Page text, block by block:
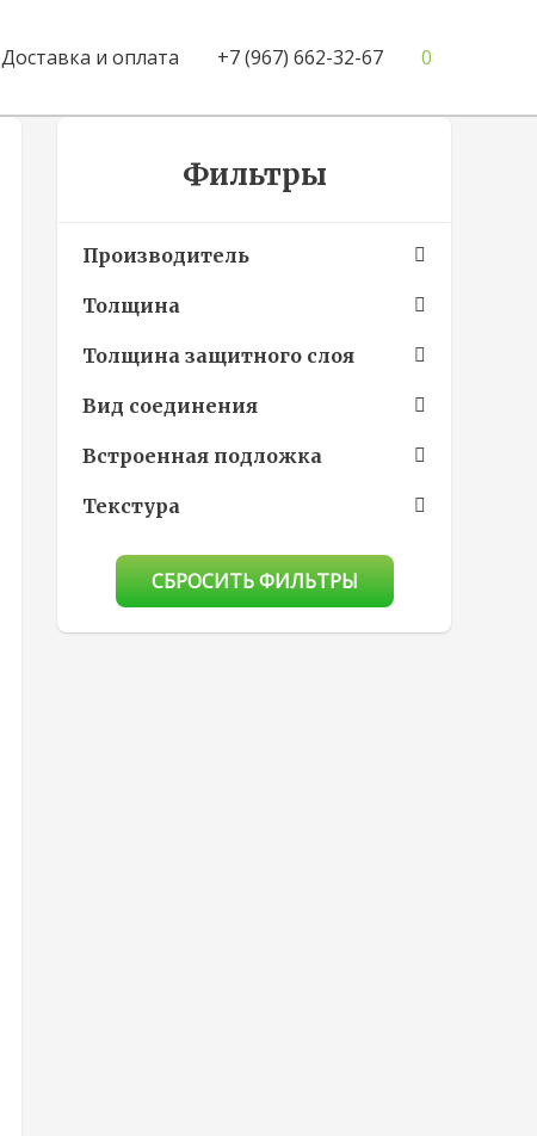
Доставка и оплата +7 (967) 662-32-67 0
Фильтры
Производитель
Толщина
Толщина защитного слоя
Вид соединения
Встроенная подложка
Текстура
СБРОСИТЬ ФИЛЬТРЫ